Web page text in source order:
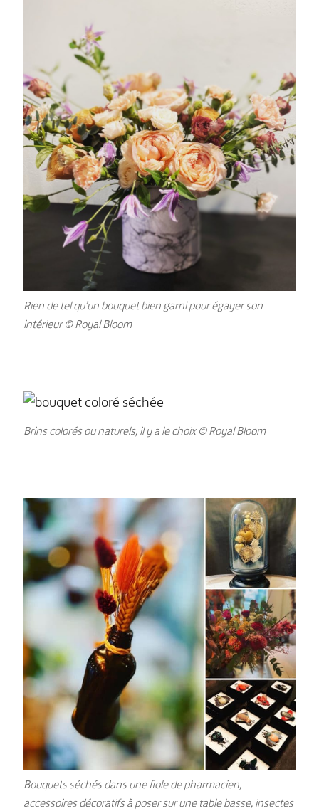
Rien de tel qu’un bouquet bien garni pour égayer son
intérieur © Royal Bloom
Brins colorés ou naturels, il y a le choix © Royal Bloom
Bouquets séchés dans une fiole de pharmacien,
accessoires décoratifs à poser sur une table basse, insectes